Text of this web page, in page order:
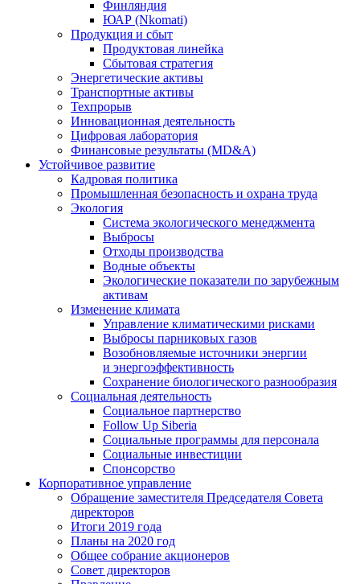
Финляндия
ЮАР (Nkomati)
Продукция и сбыт
Продуктовая линейка
Сбытовая стратегия
Энергетические активы
Транспортные активы
Техпрорыв
Инновационная деятельность
Цифровая лаборатория
Финансовые результаты (MD&A)
Устойчивое развитие
Кадровая политика
Промышленная безопасность и охрана труда
Экология
Система экологического менеджмента
Выбросы
Отходы производства
Водные объекты
Экологические показатели по зарубежным
активам
Изменение климата
Управление климатическими рисками
Выбросы парниковых газов
Возобновляемые источники энергии
и энергоэффективность
Сохранение биологического разнообразия
Социальная деятельность
Социальное партнерство
Follow Up Siberia
Социальные программы для персонала
Социальные инвестиции
Спонсорство
Корпоративное управление
Обращение заместителя Председателя Совета
директоров
Итоги 2019 года
Планы на 2020 год
Общее собрание акционеров
Совет директоров